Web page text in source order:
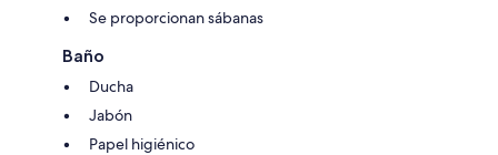
Se proporcionan sábanas
Baño
Ducha
Jabón
Papel higiénico